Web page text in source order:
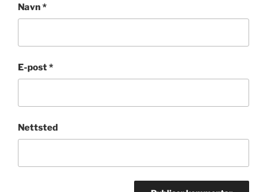
Navn*
E-post*
Nettsted